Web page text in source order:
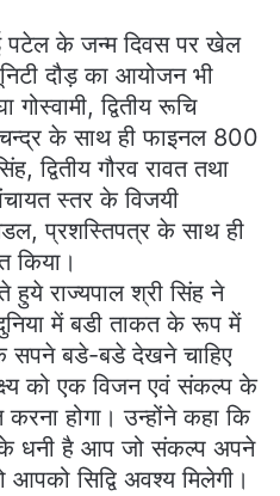
पटेल के जन्म दिवस पर खेल
दौड़ का आयोजन भी
द्वितीय रूचि
के साथ ही फाइनल 800
द्वितीय गौरव रावत तथा
स्तर के विजयी
प्रशस्तिपत्र के साथ ही
किया।
हुये राज्यपाल श्री सिंह ने
में बडी ताकत के रूप में
सपने बडे-बडे देखने चाहिए
को एक विजन एवं संकल्प के
होगा। उन्होंने कहा कि
के धनी है आप जो संकल्प अपने
सिद्वि अवश्य मिलेगी।